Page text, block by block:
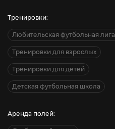
Тренировки:
Любительская футбольная лига
Тренировки для взрослых
Тренировки для детей
Детская футбольная школа
Аренда полей: